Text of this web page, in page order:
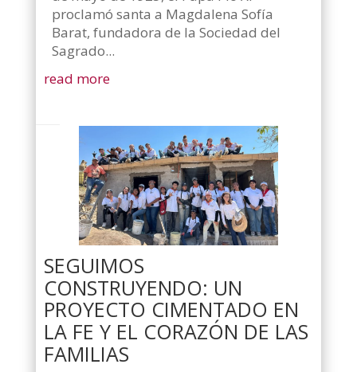
proclamó santa a Magdalena Sofía
Barat, fundadora de la Sociedad del
Sagrado...
read more
SEGUIMOS
CONSTRUYENDO: UN
PROYECTO CIMENTADO EN
LA FE Y EL CORAZÓN DE LAS
FAMILIAS